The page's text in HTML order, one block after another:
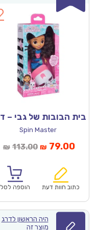
Spin Master
₪ 113.00המחיר
היה:
₪113.00.
₪ 79.00
כתוב חוות דעת הוספה לסל
₪64.90.
היה הראשון לדרג
מוצר זה